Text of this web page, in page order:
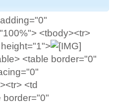
<tbody><tr>
<table border="0"
<td
border="0"